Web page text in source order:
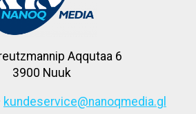
Aqqutaa 6
3900 Nuuk
kundeservice@nanoqmedia.gl